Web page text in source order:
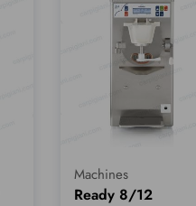
Machines
Ready 8/12